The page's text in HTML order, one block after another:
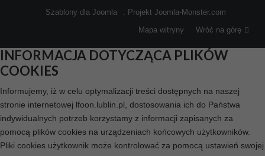
Szablony dla Joomla
. Projekt Joomla-Monster.com
Mapa witryny
Wróć na górę
INFORMACJA DOTYCZĄCA PLIKÓW
COOKIES
Informujemy, iż w celu optymalizacji treści dostępnych na naszej
stronie internetowej lfoon.lublin.pl, dostosowania ich do Państwa
indywidualnych potrzeb korzystamy z informacji zapisanych za
pomocą plików cookies na urządzeniach końcowych użytkowników.
Pliki cookies użytkownik może kontrolować za pomocą ustawień swojej